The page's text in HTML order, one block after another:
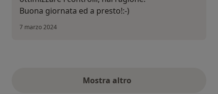
Buona giornata ed a presto!:-)
7 marzo 2024
Mostra altroopinioni di cui sopra